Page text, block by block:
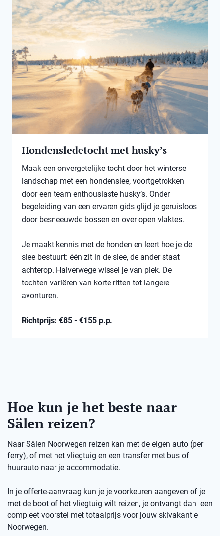
Hondensledetocht met husky’s
Maak een onvergetelijke tocht door het winterse
landschap met een hondenslee, voortgetrokken
door een team enthousiaste husky’s. Onder
begeleiding van een ervaren gids glijd je geruisloos
door besneeuwde bossen en over open vlaktes.
Je maakt kennis met de honden en leert hoe je de
slee bestuurt: één zit in de slee, de ander staat
achterop. Halverwege wissel je van plek. De
tochten variëren van korte ritten tot langere
avonturen.
Richtprijs: €85 - €155 p.p.
Hoe kun je het beste naar
Sälen reizen?
Naar Sälen Noorwegen reizen kan met de eigen auto (per
ferry), of met het vliegtuig en een transfer met bus of
huurauto naar je accommodatie.
In je offerte-aanvraag kun je je voorkeuren aangeven of je
met de boot of het vliegtuig wilt reizen, je ontvangt dan een
compleet voorstel met totaalprijs voor jouw skivakantie
Noorwegen.